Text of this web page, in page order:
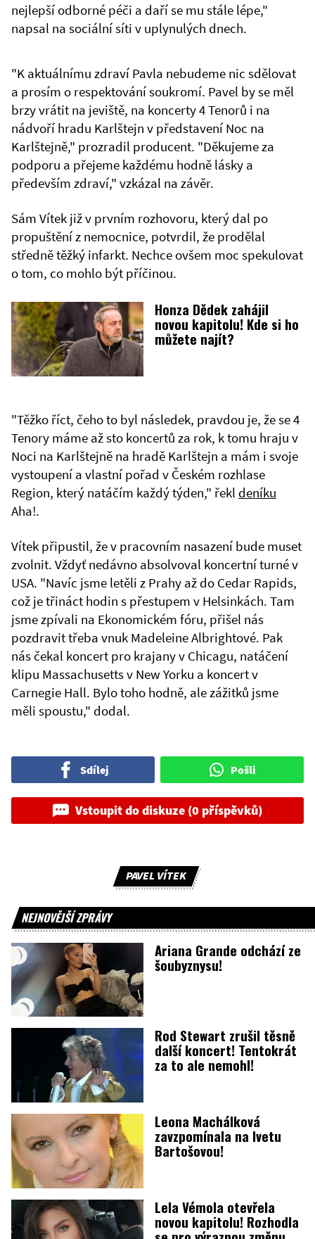
nejlepší odborné péči a daří se mu stále lépe,"
napsal na sociální síti v uplynulých dnech.
"K aktuálnímu zdraví Pavla nebudeme nic sdělovat
a prosím o respektování soukromí. Pavel by se měl
brzy vrátit na jeviště, na koncerty 4 Tenorů i na
nádvoří hradu Karlštejn v představení Noc na
Karlštejně," prozradil producent. "Děkujeme za
podporu a přejeme každému hodně lásky a
především zdraví," vzkázal na závěr.
Sám Vítek již v prvním rozhovoru, který dal po
propuštění z nemocnice, potvrdil, že prodělal
středně těžký infarkt. Nechce ovšem moc spekulovat
o tom, co mohlo být příčinou.
Honza Dědek zahájil
novou kapitolu! Kde si ho
můžete najít?
"Těžko říct, čeho to byl následek, pravdou je, že se 4
Tenory máme až sto koncertů za rok, k tomu hraju v
Noci na Karlštejně na hradě Karlštejn a mám i svoje
vystoupení a vlastní pořad v Českém rozhlase
Region, který natáčím každý týden," řekl deníku
Aha!.
Vítek připustil, že v pracovním nasazení bude muset
zvolnit. Vždyť nedávno absolvoval koncertní turné v
USA. "Navíc jsme letěli z Prahy až do Cedar Rapids,
což je třináct hodin s přestupem v Helsinkách. Tam
jsme zpívali na Ekonomickém fóru, přišel nás
pozdravit třeba vnuk Madeleine Albrightové. Pak
nás čekal koncert pro krajany v Chicagu, natáčení
klipu Massachusetts v New Yorku a koncert v
Carnegie Hall. Bylo toho hodně, ale zážitků jsme
měli spoustu," dodal.
Sdílej Pošli
Vstoupit do diskuze (0 příspěvků)
PAVEL VÍTEK
NEJNOVĚJŠÍ ZPRÁVY
Ariana Grande odchází ze
šoubyznysu!
Rod Stewart zrušil těsně
další koncert! Tentokrát
za to ale nemohl!
Leona Machálková
zavzpomínala na Ivetu
Bartošovou!
Lela Vémola otevřela
novou kapitolu! Rozhodla